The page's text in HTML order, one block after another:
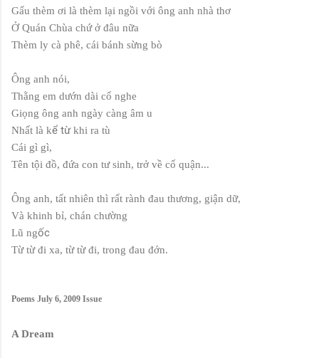
Gấu thèm ơi là thèm lại ngồi với ông anh nhà thơ
Ở Quán Chùa chứ ở đâu nữa
Thèm ly cà phê, cái bánh sừng bò
Ông anh nói,
Thằng em dướn dài cổ nghe
Giọng ông anh ngày càng âm u
Nhất là kể từkhi ra tù
Cái gì gì,
Tên tội đồ, đứa con tư sinh, trở về cố quận...
Ông anh, tất nhiên thì rất rành đau thương, giận dữ,
Và khinh bỉ, chán chường
Lũ ngốc
Từ từ đi xa, từ từ đi, trong đau đớn.
Poems July 6, 2009 Issue
A Dream